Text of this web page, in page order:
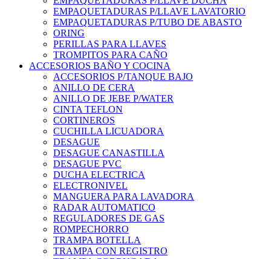
EMPAQUETADURAS P/LLAVE LAVATORIO
EMPAQUETADURAS P/TUBO DE ABASTO
ORING
PERILLAS PARA LLAVES
TROMPITOS PARA CAÑO
ACCESORIOS BAÑO Y COCINA
ACCESORIOS P/TANQUE BAJO
ANILLO DE CERA
ANILLO DE JEBE P/WATER
CINTA TEFLON
CORTINEROS
CUCHILLA LICUADORA
DESAGUE
DESAGUE CANASTILLA
DESAGUE PVC
DUCHA ELECTRICA
ELECTRONIVEL
MANGUERA PARA LAVADORA
RADAR AUTOMATICO
REGULADORES DE GAS
ROMPECHORRO
TRAMPA BOTELLA
TRAMPA CON REGISTRO